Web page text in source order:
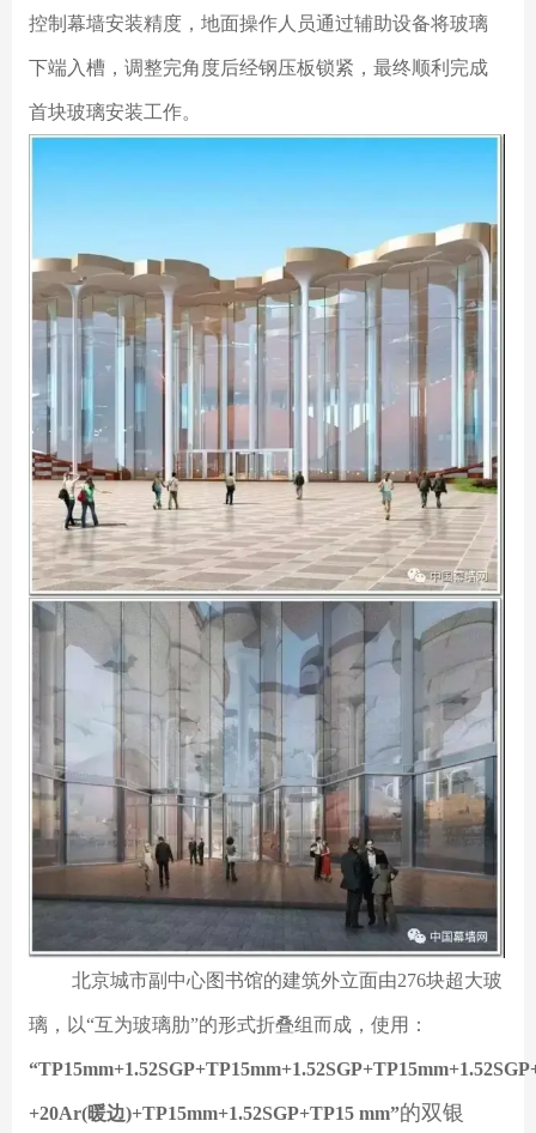
控制幕墙安装精度，地面操作人员通过辅助设备将玻璃
下端入槽，调整完角度后经钢压板锁紧，最终顺利完成
首块玻璃安装工作。
北京城市副中心图书馆的建筑外立面由276块超大玻
璃，以“互为玻璃肋”的形式折叠组而成，使用：
+20Ar(暖边)+TP15mm+1.52SGP+TP15 mm”的双银